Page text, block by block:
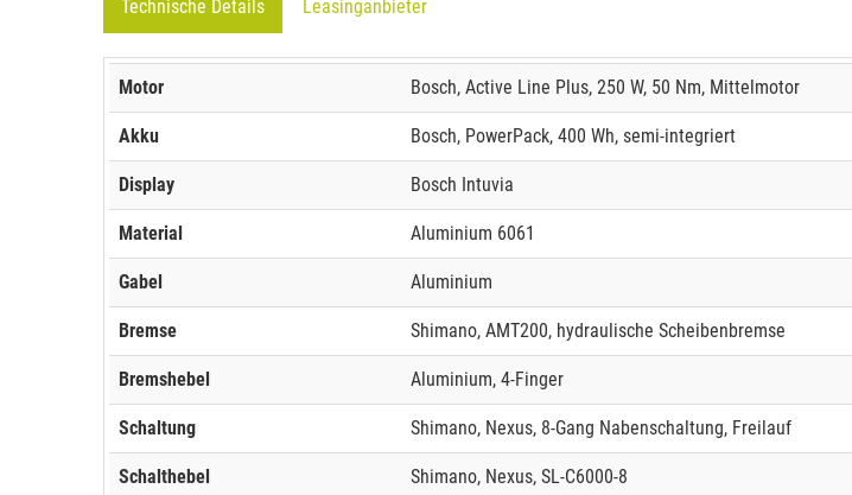
Technische Details Leasinganbieter
Motor Bosch, Active Line Plus, 250 W, 50 Nm, Mittelmotor
Akku Bosch, PowerPack, 400 Wh, semi-integriert
Display Bosch Intuvia
Material Aluminium 6061
Gabel Aluminium
Bremse Shimano, AMT200, hydraulische Scheibenbremse
Bremshebel Aluminium, 4-Finger
Schaltung Shimano, Nexus, 8-Gang Nabenschaltung, Freilauf
Schalthebel Shimano, Nexus, SL-C6000-8